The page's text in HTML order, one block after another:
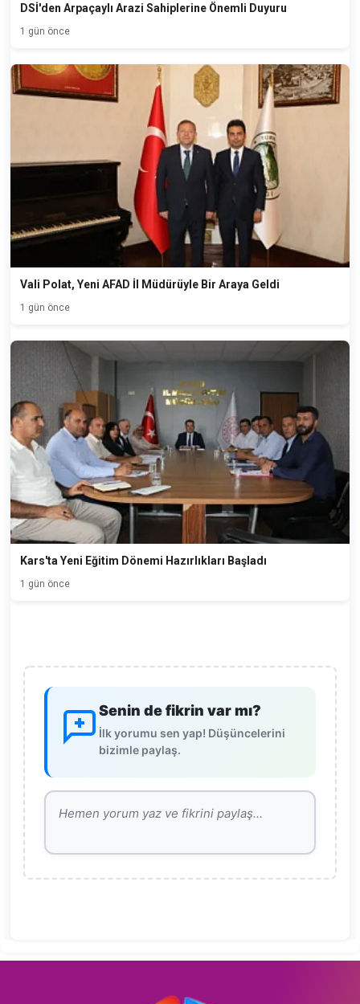
DSİ'den Arpaçaylı Arazi Sahiplerine Önemli Duyuru
1 gün önce
Vali Polat, Yeni AFAD İl Müdürüyle Bir Araya Geldi
1 gün önce
Kars'ta Yeni Eğitim Dönemi Hazırlıkları Başladı
1 gün önce
Senin de fikrin var mı?
İlk yorumu sen yap! Düşüncelerini
bizimle paylaş.